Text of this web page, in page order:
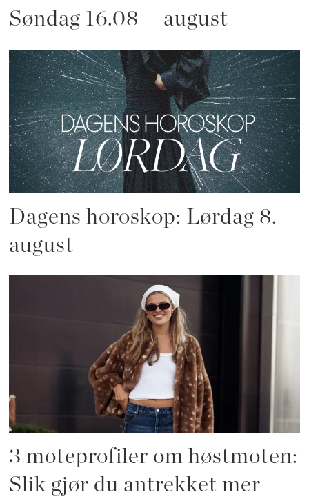
Søndag 16.08
august
Dagens horoskop: Lørdag 8.
august
3 moteprofiler om høstmoten:
Slik gjør du antrekket mer